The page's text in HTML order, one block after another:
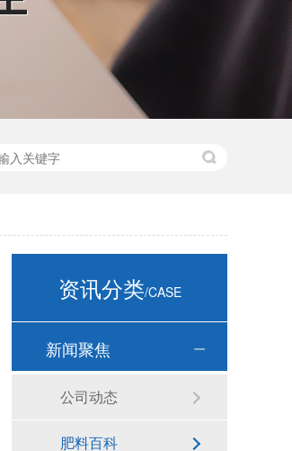
资讯分类/CASE
新闻聚焦
公司动态
肥料百科